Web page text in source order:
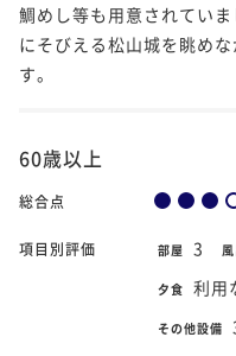
鯛めし等も用意されてい
にそびえる松山城を眺め
す。
60歳以上
総合点
項目別評価 部屋 3
夕食 利用
その他設備